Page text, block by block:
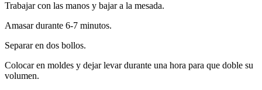
Trabajar con las manos y bajar a la mesada.
Amasar durante 6-7 minutos.
Separar en dos bollos.
Colocar en moldes y dejar levar durante una hora para que doble su
volumen.